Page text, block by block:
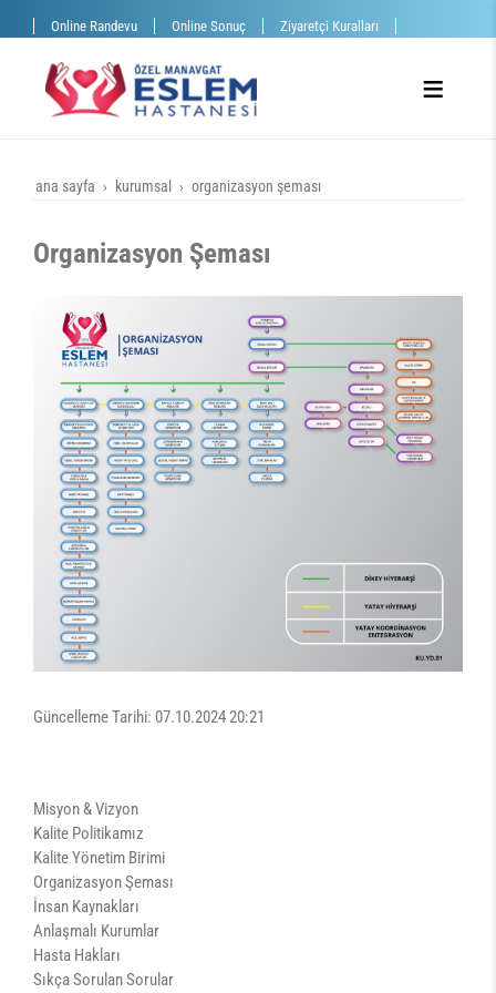
Online Randevu Online Sonuç Ziyaretçi Kuralları
ana sayfa kurumsal organizasyon şeması
Organizasyon Şeması
Güncelleme Tarihi: 07.10.2024 20:21
Misyon & Vizyon
Kalite Politikamız
Kalite Yönetim Birimi
Organizasyon Şeması
İnsan Kaynakları
Anlaşmalı Kurumlar
Hasta Hakları
Sıkça Sorulan Sorular